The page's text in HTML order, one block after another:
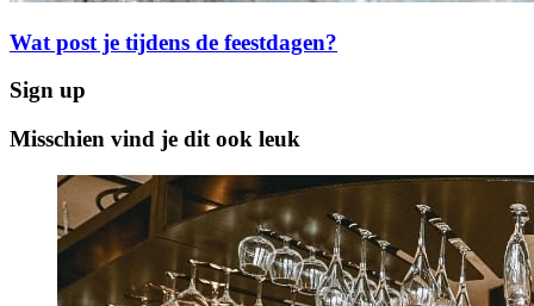
Wat post je tijdens de feestdagen?
Sign up
Misschien vind je dit ook leuk